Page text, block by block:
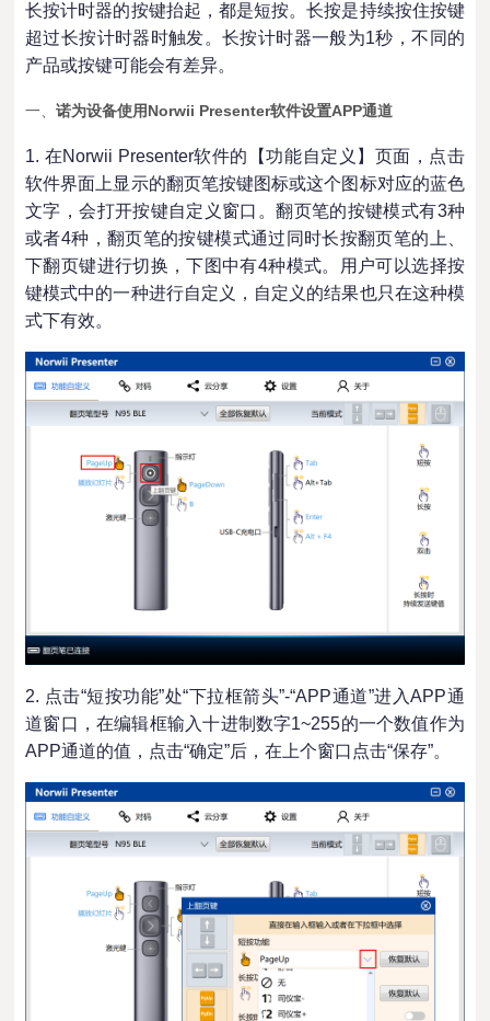
长按计时器的按键抬起，都是短按。长按是持续按住按键
超过长按计时器时触发。长按计时器一般为1秒，不同的
产品或按键可能会有差异。
一、诺为设备使用Norwii Presenter软件设置APP通道
1. 在Norwii Presenter软件的【功能自定义】页面，点击
软件界面上显示的翻页笔按键图标或这个图标对应的蓝色
文字，会打开按键自定义窗口。翻页笔的按键模式有3种
或者4种，翻页笔的按键模式通过同时长按翻页笔的上、
下翻页键进行切换，下图中有4种模式。用户可以选择按
键模式中的一种进行自定义，自定义的结果也只在这种模
式下有效。
2. 点击“短按功能”处“下拉框箭头”-“APP通道”进入APP通
道窗口，在编辑框输入十进制数字1~255的一个数值作为
APP通道的值，点击“确定”后，在上个窗口点击“保存”。